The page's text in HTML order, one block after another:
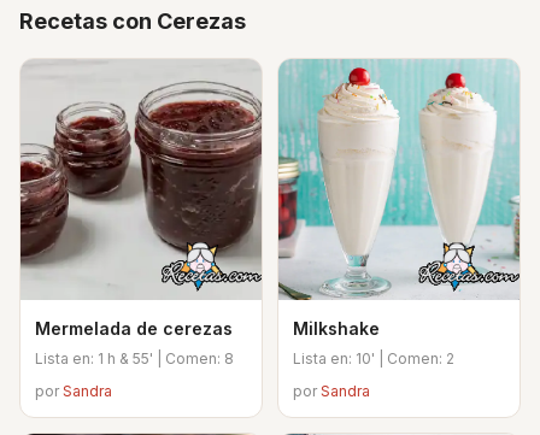
Recetas con Cerezas
Mermelada de cerezas
Lista en: 1 h & 55' | Comen: 8
porSandra
Milkshake
Lista en: 10' | Comen: 2
porSandra